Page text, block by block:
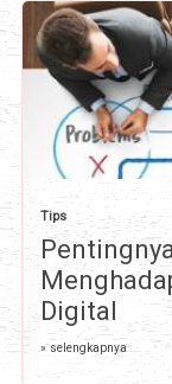
Tips
Digital
» selengkapnya